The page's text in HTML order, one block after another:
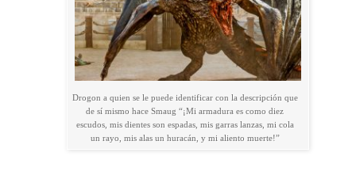
Drogon a quien se le puede identificar con la descripción que
de sí mismo hace Smaug “¡Mi armadura es como diez
escudos, mis dientes son espadas, mis garras lanzas, mi cola
un rayo, mis alas un huracán, y mi aliento muerte!”